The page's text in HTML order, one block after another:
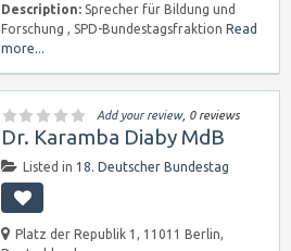
Description: Sprecher für Bildung und
Forschung , SPD-Bundestagsfraktion Read
more...
Add your review, 0 reviews
Dr. Karamba Diaby MdB
Listed in 18. Deutscher Bundestag
Platz der Republik 1, 11011 Berlin,